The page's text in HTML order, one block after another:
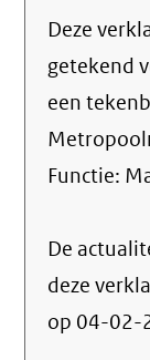
Deze
getekend
een
Functie:
De
deze
op 04-02-